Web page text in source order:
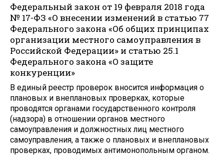
Федеральный закон от 19 февраля 2018 года
№ 17-ФЗ «О внесении изменений в статью 77
Федерального закона «Об общих принципах
организации местного самоуправления в
Российской Федерации» и статью 25.1
Федерального закона «О защите
конкуренции»
В единый реестр проверок вносится информация о
плановых и внеплановых проверках, которые
проводятся органами государственного контроля
(надзора) в отношении органов местного
самоуправления и должностных лиц местного
самоуправления, а также о плановых и внеплановых
проверках, проводимых антимонопольным органом.